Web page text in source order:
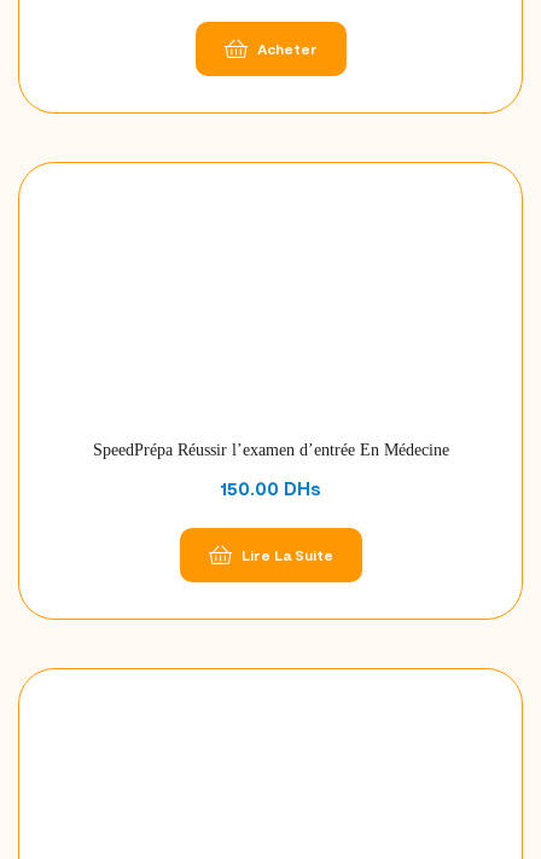
Acheter
SpeedPrépa Réussir l’examen d’entrée En Médecine
150.00 DHs
Lire La Suite